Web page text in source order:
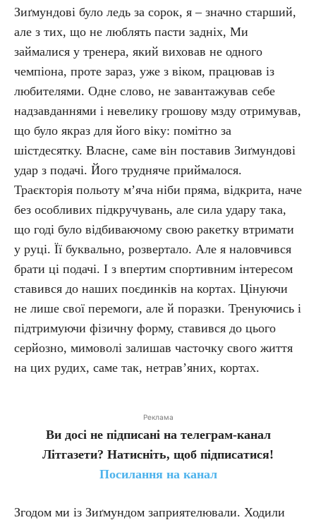
Зиґмундові було ледь за сорок, я – значно старший,
але з тих, що не люблять пасти задніх, Ми
займалися у тренера, який виховав не одного
чемпіона, проте зараз, уже з віком, працював із
любителями. Одне слово, не завантажував себе
надзавданнями і невелику грошову мзду отримував,
що було якраз для його віку: помітно за
шістдесятку. Власне, саме він поставив Зиґмундові
удар з подачі. Його трудняче приймалося.
Траєкторія польоту м’яча ніби пряма, відкрита, наче
без особливих підкручувань, але сила удару така,
що годі було відбиваючому свою ракетку втримати
у руці. Її буквально, розвертало. Але я наловчився
брати ці подачі. І з впертим спортивним інтересом
ставився до наших поєдинків на кортах. Цінуючи
не лише свої перемоги, але й поразки. Тренуючись і
підтримуючи фізичну форму, ставився до цього
серйозно, мимоволі залишав часточку свого життя
на цих рудих, саме так, нетрав’яних, кортах.
Реклама
Ви досі не підписані на телеграм-канал
Літгазети? Натисніть, щоб підписатися!
Посилання на канал
Згодом ми із Зиґмундом заприятелювали. Ходили